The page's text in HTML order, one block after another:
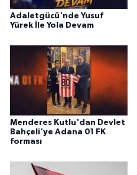
Adaletgücü'nde Yusuf
Yürek İle Yola Devam
Menderes Kutlu'dan Devlet
Bahçeli'ye Adana 01 FK
forması